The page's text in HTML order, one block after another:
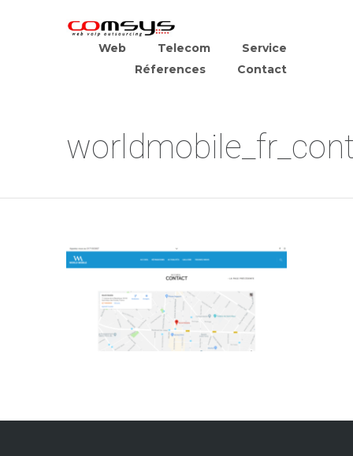
Web Telecom
Service
Réferences
Contact